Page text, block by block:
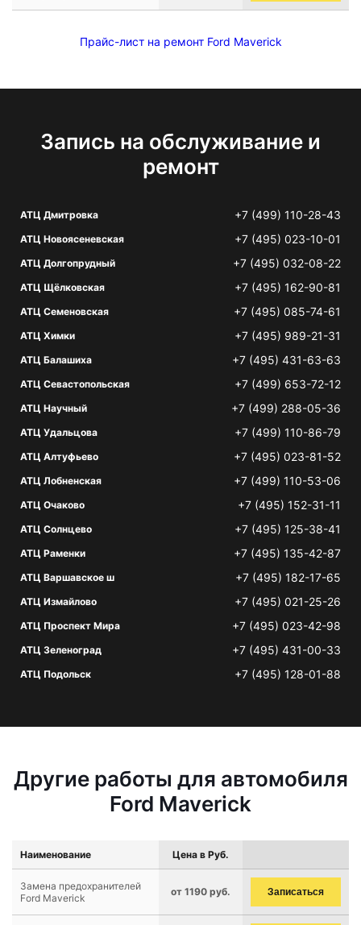
Прайс-лист на ремонт Ford Maverick
Запись на обслуживание и
ремонт
АТЦ Дмитровка +7 (499) 110-28-43
АТЦ Новоясеневская +7 (495) 023-10-01
АТЦ Долгопрудный +7 (495) 032-08-22
АТЦ Щёлковская +7 (495) 162-90-81
АТЦ Семеновская +7 (495) 085-74-61
АТЦ Химки +7 (495) 989-21-31
АТЦ Балашиха +7 (495) 431-63-63
АТЦ Севастопольская +7 (499) 653-72-12
АТЦ Научный +7 (499) 288-05-36
АТЦ Удальцова +7 (499) 110-86-79
АТЦ Алтуфьево +7 (495) 023-81-52
АТЦ Лобненская +7 (499) 110-53-06
АТЦ Очаково +7 (495) 152-31-11
АТЦ Солнцево +7 (495) 125-38-41
АТЦ Раменки +7 (495) 135-42-87
АТЦ Варшавское ш +7 (495) 182-17-65
АТЦ Измайлово +7 (495) 021-25-26
АТЦ Проспект Мира +7 (495) 023-42-98
АТЦ Зеленоград +7 (495) 431-00-33
АТЦ Подольск +7 (495) 128-01-88
Другие работы для автомобиля
Ford Maverick
Наименование Цена в Руб.
Замена предохранителей
Ford Maverick
от 1190 руб. Записаться